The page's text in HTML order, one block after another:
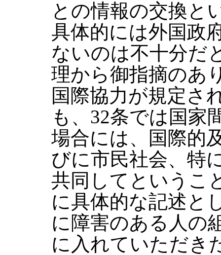
との情報の交換と
具体的には外国政
ないのは不十分だ
理から御指摘のあ
国際協力が規定さ
も、32条では国家
場合には、国際的
びに市民社会、特
共同してというこ
に具体的な記述と
に障害のある人の
に入れていただき